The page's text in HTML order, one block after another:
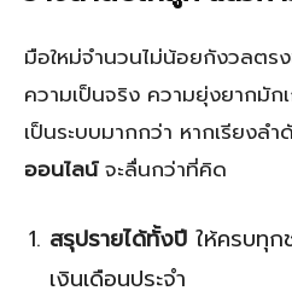
มือใหม่จำนวนไม่น้อยกังวลต
ความเป็นจริง ความยุ่งยากมัก
เป็นระบบมากกว่า หากเรียงล
ออนไลน์จะลื่นกว่าที่คิด
สรุปรายได้ทั้งปี ให้ครบทุ
เงินเดือนประจำ